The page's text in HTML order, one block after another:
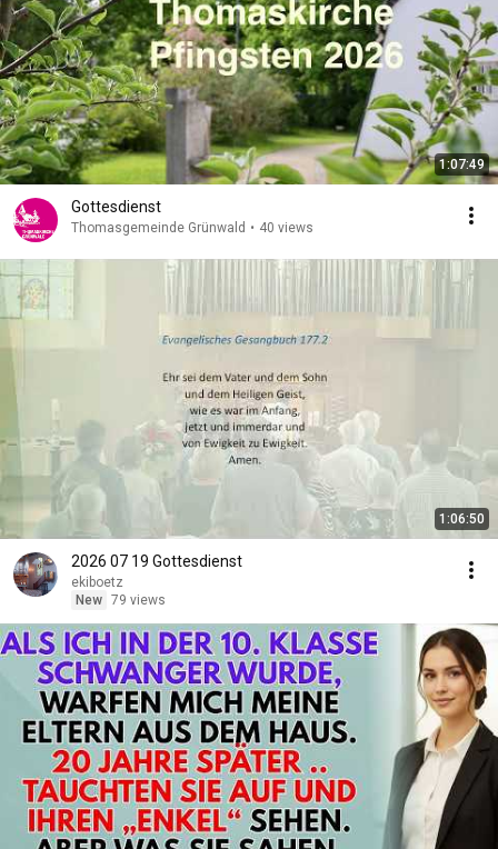
1:07:49
Gottesdienst
Thomasgemeinde Grünwald • 40 views
1:06:50
2026 07 19 Gottesdienst
ekiboetz
New 79 views